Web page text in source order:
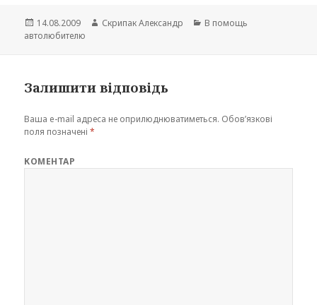
Опубліковано
14.08.2009 Автор
Скрипак Александр Категорії
В помощь
автолюбителю
Залишити відповідь
Ваша e-mail адреса не оприлюднюватиметься. Обов’язкові
поля позначені*
КОМЕНТАР